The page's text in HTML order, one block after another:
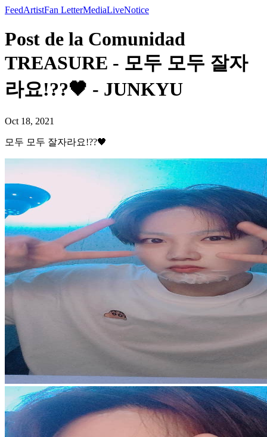
FeedArtistFan LetterMediaLiveNotice
Post de la Comunidad
TREASURE - 모두 모두 잘자
라요!??🖤 - JUNKYU
Oct 18, 2021
모두 모두 잘자라요!??🖤